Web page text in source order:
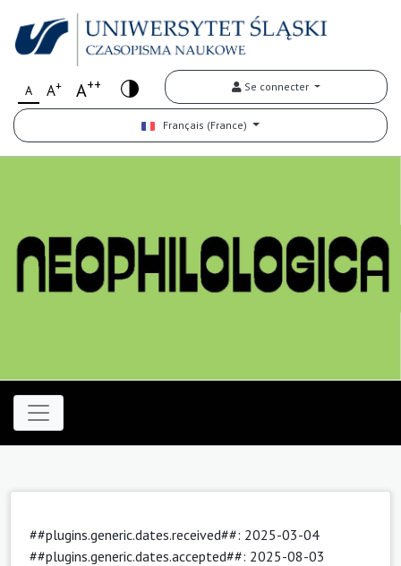
A A+ A++ Se connecter
Français (France)
##plugins.generic.dates.received##: 2025-03-04
##plugins.generic.dates.accepted##: 2025-08-03